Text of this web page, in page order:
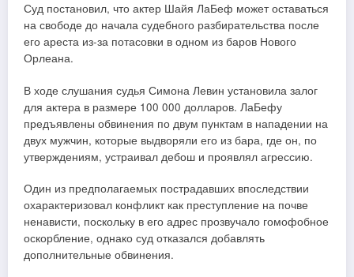
Суд постановил, что актер Шайя ЛаБеф может оставаться
на свободе до начала судебного разбирательства после
его ареста из-за потасовки в одном из баров Нового
Орлеана.
В ходе слушания судья Симона Левин установила залог
для актера в размере 100 000 долларов. ЛаБефу
предъявлены обвинения по двум пунктам в нападении на
двух мужчин, которые выдворяли его из бара, где он, по
утверждениям, устраивал дебош и проявлял агрессию.
Один из предполагаемых пострадавших впоследствии
охарактеризовал конфликт как преступление на почве
ненависти, поскольку в его адрес прозвучало гомофобное
оскорбление, однако суд отказался добавлять
дополнительные обвинения.